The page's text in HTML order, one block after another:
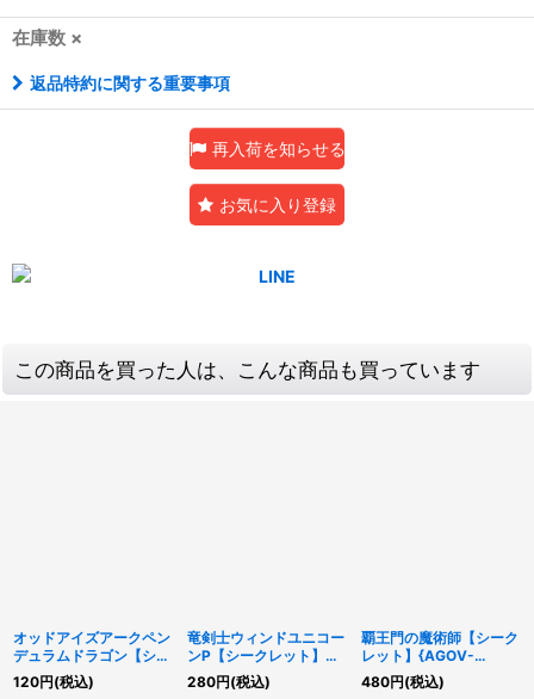
在庫数 ×
返品特約に関する重要事項
再入荷を知らせる
お気に入り登録
この商品を買った人は、こんな商品も買っています
オッドアイズアークペン
デュラムドラゴン【シー
クレット】{QCCU-
JP077}《モンスター》
120円(税込)
竜剣士ウィンドユニコー
ンP【シークレット】
{25DB-JP005}《モン
スター》
280円(税込)
覇王門の魔術師【シーク
レット】{AGOV-
JP001}《モンスター》
480円(税込)